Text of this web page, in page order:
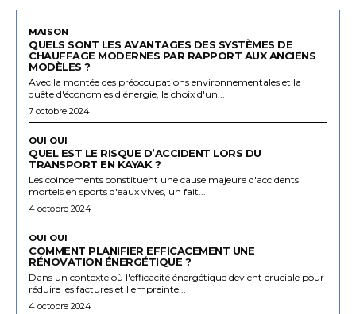
MAISON
QUELS SONT LES AVANTAGES DES SYSTÈMES DE
CHAUFFAGE MODERNES PAR RAPPORT AUX ANCIENS
MODÈLES ?
Avec la montée des préoccupations environnementales et la
quête d'économies d'énergie, le choix d'un...
7 octobre 2024
OUI OUI
QUEL EST LE RISQUE D’ACCIDENT LORS DU
TRANSPORT EN KAYAK ?
Les coincements constituent une cause majeure d'accidents
mortels en sports d'eaux vives, un fait...
4 octobre 2024
OUI OUI
COMMENT PLANIFIER EFFICACEMENT UNE
RÉNOVATION ÉNERGÉTIQUE ?
Dans un contexte où l'efficacité énergétique devient cruciale pour
réduire les factures et l'empreinte...
4 octobre 2024